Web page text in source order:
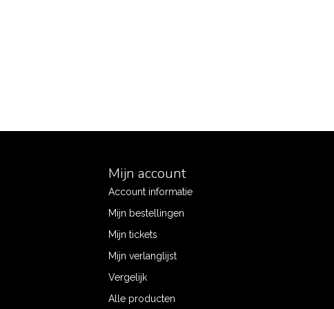
Mijn account
Account informatie
Mijn bestellingen
Mijn tickets
Mijn verlanglijst
Vergelijk
Alle producten